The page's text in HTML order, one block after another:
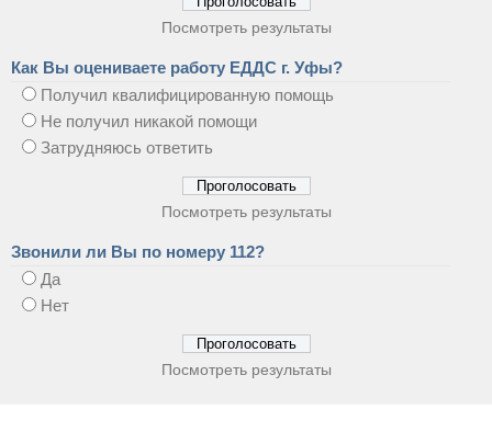
Посмотреть результаты
Как Вы оцениваете работу ЕДДС г. Уфы?
Получил квалифицированную помощь
Не получил никакой помощи
Затрудняюсь ответить
Посмотреть результаты
Звонили ли Вы по номеру 112?
Да
Нет
Посмотреть результаты